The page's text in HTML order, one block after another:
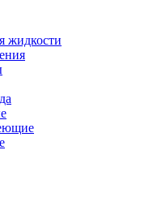
жидкости